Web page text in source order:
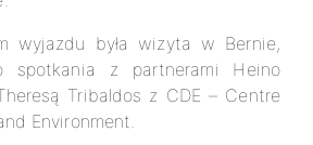
wyjazdu była wizyta w Bernie,
spotkania z partnerami Heino
Tribaldos z CDE – Centre
Environment.